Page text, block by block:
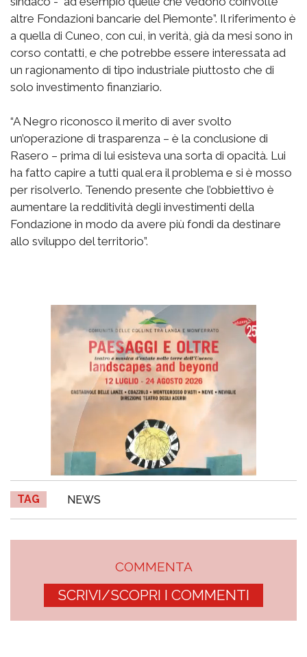
altre Fondazioni bancarie del Piemonte”. Il riferimento è
a quella di Cuneo, con cui, in verità, già da mesi sono in
corso contatti, e che potrebbe essere interessata ad
un ragionamento di tipo industriale piuttosto che di
solo investimento finanziario.
“A Negro riconosco il merito di aver svolto
un’operazione di trasparenza – è la conclusione di
Rasero – prima di lui esisteva una sorta di opacità. Lui
ha fatto capire a tutti qual era il problema e si è mosso
per risolverlo. Tenendo presente che l’obbiettivo è
aumentare la redditività degli investimenti della
Fondazione in modo da avere più fondi da destinare
allo sviluppo del territorio”.
TAG NEWS
COMMENTA
SCRIVI/SCOPRI I COMMENTI